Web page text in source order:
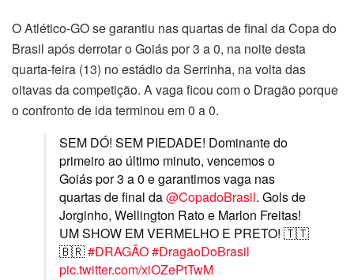
O Atlético-GO se garantiu nas quartas de final da Copa do
Brasil após derrotar o Goiás por 3 a 0, na noite desta
quarta-feira (13) no estádio da Serrinha, na volta das
oitavas da competição. A vaga ficou com o Dragão porque
o confronto de ida terminou em 0 a 0.
SEM DÓ! SEM PIEDADE! Dominante do
primeiro ao último minuto, vencemos o
Goiás por 3 a 0 e garantimos vaga nas
quartas de final da@CopadoBrasil. Gols de
Jorginho, Wellington Rato e Marlon Freitas!
UM SHOW EM VERMELHO E PRETO! 🇹🇹
🇧🇷#DRAGÃO#DragãoDoBrasil
pic.twitter.com/xiOZePtTwM